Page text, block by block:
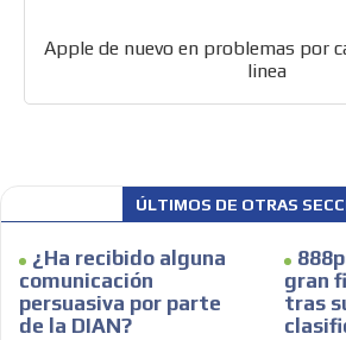
Apple de nuevo en problemas por
linea
ÚLTIMOS DE OTRAS
¿Ha recibido alguna
comunicación
persuasiva por parte
de la DIAN?
gran
tras